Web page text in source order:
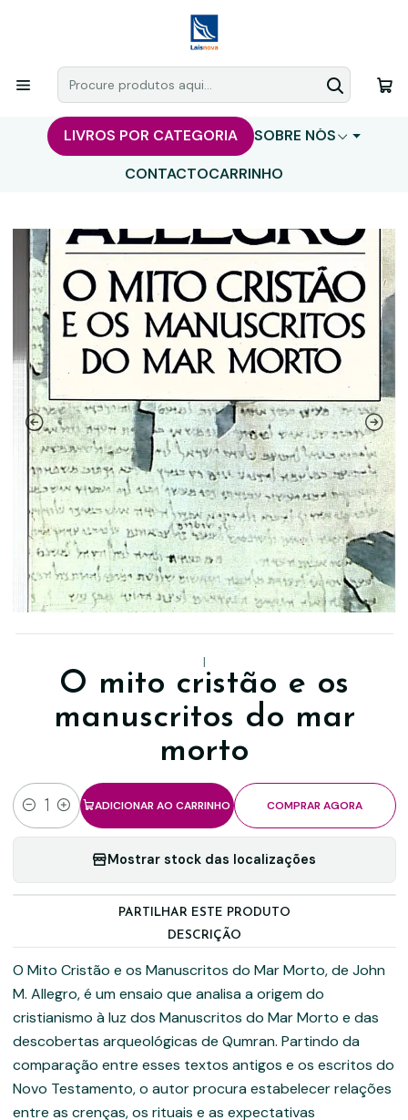
LIVROS POR CATEGORIA
SOBRE NÓS
CONTACTOCARRINHO
|
O mito cristão e os
manuscritos do mar
morto
Quantidade
ADICIONAR AO CARRINHO COMPRAR AGORA
Mostrar stock das localizações
PARTILHAR ESTE PRODUTO
DESCRIÇÃO
O Mito Cristão e os Manuscritos do Mar Morto, de John
M. Allegro, é um ensaio que analisa a origem do
cristianismo à luz dos Manuscritos do Mar Morto e das
descobertas arqueológicas de Qumran. Partindo da
comparação entre esses textos antigos e os escritos do
Novo Testamento, o autor procura estabelecer relações
entre as crenças, os rituais e as expectativas